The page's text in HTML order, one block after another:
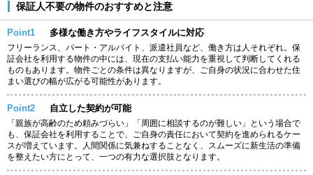
保証人不要の物件のおすすめと注意
Point1 多様な働き方やライフスタイルに対応
フリーランス、パート・アルバイト、派遣社員など、働き方は人それぞれ。保
証会社を利用する物件の中には、現在の支払い能力を重視して判断してくれる
ものもあります。物件ごとの条件は異なりますが、ご自身の状況に合わせた住
まい選びの幅が広がる可能性があります。
Point2 自立した契約が可能
「親族が高齢のため頼みづらい」「周囲に相談するのが難しい」という場合で
も、保証会社を利用することで、ご自身の責任において契約を進められるケー
スが増えています。人間関係に気兼ねすることなく、スムーズに新生活の準備
を整えたい方にとって、一つの有力な選択肢となります。